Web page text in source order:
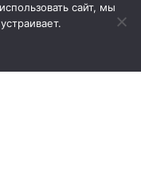
сайт, мы